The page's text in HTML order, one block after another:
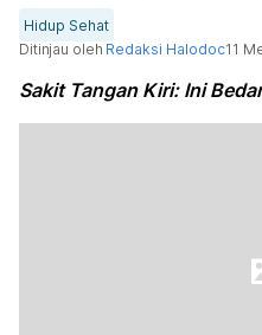
Hidup Sehat
Ditinjau oleh Redaksi Halodoc11
Sakit Tangan Kiri: Ini